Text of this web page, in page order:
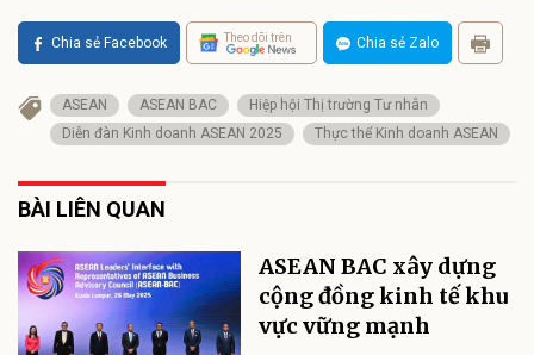
Chia sẻ Facebook Theo dõi trên Chia sẻ Zalo
ASEAN ASEAN BAC
Hiệp hội Thị trường Tư nhân
Diễn đàn Kinh doanh ASEAN 2025
Thực thể Kinh doanh ASEAN
BÀI LIÊN QUAN
ASEAN BAC xây dựng
cộng đồng kinh tế khu
vực vững mạnh